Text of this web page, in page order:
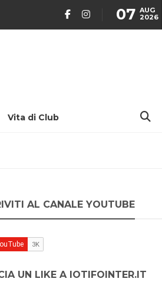
07 AUG
2026
Vita di Club
AL CANALE YOUTUBE
UN LIKE A IOTIFOINTER.IT